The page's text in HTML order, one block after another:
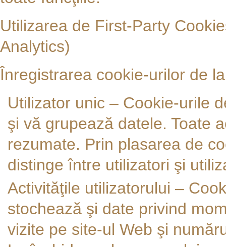
Utilizarea de First-Party
Analytics)
Înregistrarea cookie-urilor de
Utilizator unic – Cookie-urile
şi vă grupează datele. Toate
rezumate. Prin plasarea de
distinge între utilizatori şi
Activităţile utilizatorului –
stochează şi date privind
vizite pe site-ul Web şi